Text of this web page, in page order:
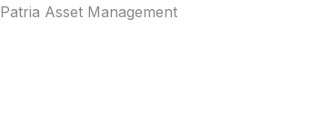
Patria Asset Management